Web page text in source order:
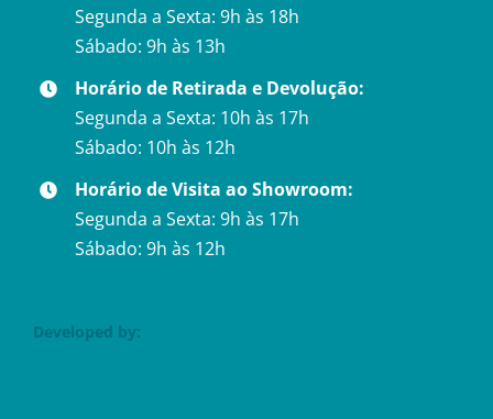
Segunda a Sexta: 9h às 18h
Sábado: 9h às 13h
Horário de Retirada e Devolução:
Segunda a Sexta: 10h às 17h
Sábado: 10h às 12h
Horário de Visita ao Showroom:
Segunda a Sexta: 9h às 17h
Sábado: 9h às 12h
Developed by: